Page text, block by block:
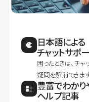
日本語による
チャットサポ
困ったときは、チ
疑問を解消できます
豊富でわかり
ヘルプ記事